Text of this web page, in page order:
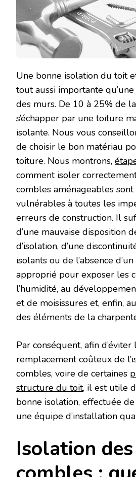
Une bonne isolation du toit
tout aussi importante
des murs. De 10 à 25% de
s’échapper par une toiture
isolante. Nous vous
de choisir le bon matériau
toiture. Nous montrons,
comment isoler
combles aménageables
vulnérables à toutes les
erreurs de construction. Il
d’une mauvaise disposition
d’isolation, d’une
isolants ou de l’absence
approprié pour exposer les
l’humidité, au
et de moisissures et, enfin,
des éléments de la
Par conséquent, afin d’éviter
remplacement coûteux de
combles, voire de certaines
structure du toit, il est utile
bonne isolation, effectuée
une équipe d’installation
Isolation des